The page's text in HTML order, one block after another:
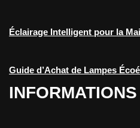
Éclairage Intelligent pour la
Guide d’Achat de Lampes
INFORMATIONS